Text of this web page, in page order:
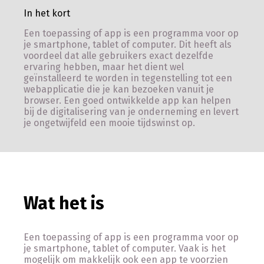
In het kort
Een toepassing of app is een programma voor op
je smartphone, tablet of computer. Dit heeft als
voordeel dat alle gebruikers exact dezelfde
ervaring hebben, maar het dient wel
geïnstalleerd te worden in tegenstelling tot een
webapplicatie die je kan bezoeken vanuit je
browser. Een goed ontwikkelde app kan helpen
bij de digitalisering van je onderneming en levert
je ongetwijfeld een mooie tijdswinst op.
Wat het is
Een toepassing of app is een programma voor op
je smartphone, tablet of computer. Vaak is het
mogelijk om makkelijk ook een app te voorzien